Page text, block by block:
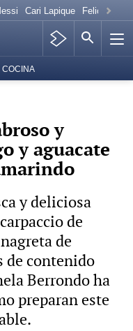
Cari Lapique Felicitación
COCINA
y
y aguacate
y deliciosa
de
de
de contenido
Berrondo ha
preparan este